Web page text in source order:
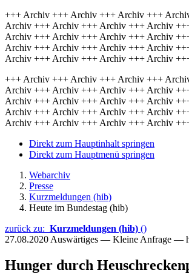
+++ Archiv +++ Archiv +++ Archiv +++
Archiv +++ Archiv +++ Archiv +++ Archiv
Archiv +++ Archiv +++ Archiv +++ Archiv
Archiv +++ Archiv +++ Archiv +++ Archiv
Archiv +++ Archiv +++ Archiv +++ Archiv
+++ Archiv +++ Archiv +++ Archiv +++
Archiv +++ Archiv +++ Archiv +++ Archiv
Archiv +++ Archiv +++ Archiv +++ Archiv
Archiv +++ Archiv +++ Archiv +++ Archiv
Archiv +++ Archiv +++ Archiv +++ Archiv
Direkt zum Hauptinhalt springen
Direkt zum Hauptmenü springen
Webarchiv
Presse
Kurzmeldungen (hib)
Heute im Bundestag (hib)
zurück zu: Kurzmeldungen (hib) ()
27.08.2020 Auswärtiges — Kleine Anfrage —
Hunger durch